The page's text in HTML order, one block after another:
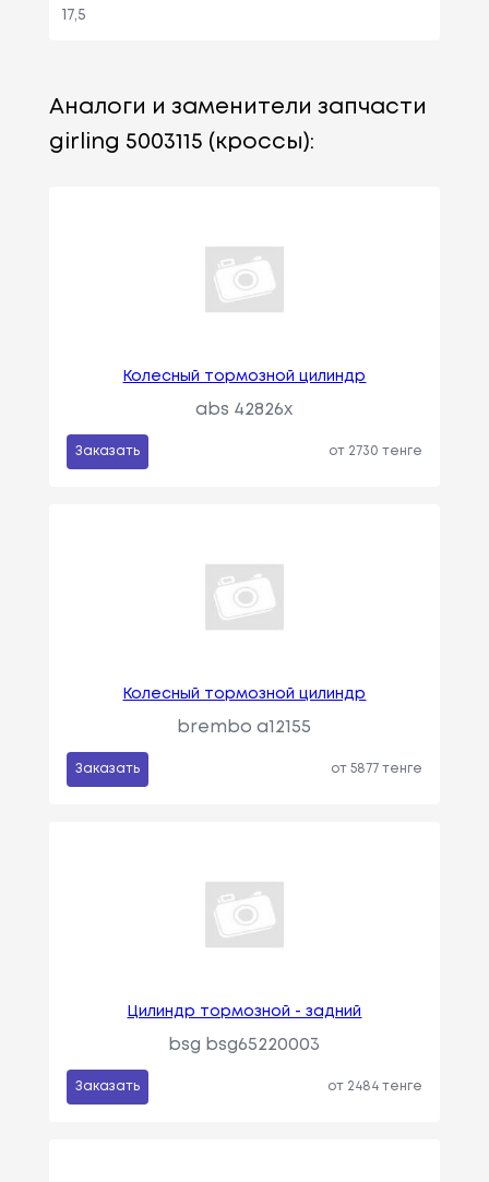
17,5
Аналоги и заменители запчасти
girling 5003115 (кроссы):
Колесный тормозной цилиндр
abs 42826x
Заказать от 2730 тенге
Колесный тормозной цилиндр
brembo a12155
Заказать от 5877 тенге
Цилиндр тормозной - задний
bsg bsg65220003
Заказать от 2484 тенге